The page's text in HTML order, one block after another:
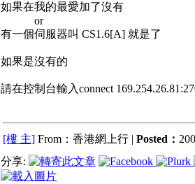
如果在我的最愛加了沒有
or
有一個伺服器叫 CS1.6[A] 就是了
如果是沒有的
請在控制台輸入connect
[樓 主] From：香港網上行 | Posted：
分享: